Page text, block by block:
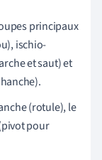
principaux
ischio-
et saut) et
(rotule), le
pour